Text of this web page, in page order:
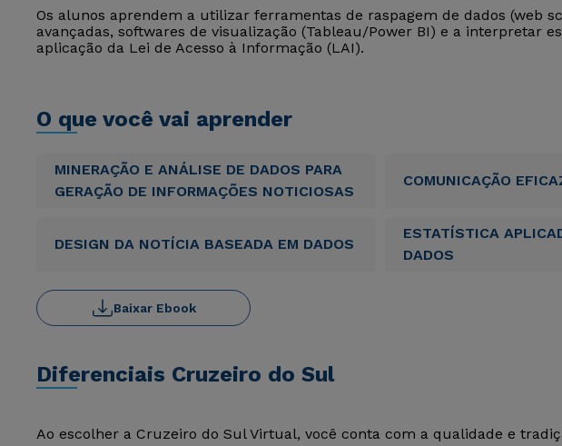
Os alunos aprendem a utilizar ferramentas de raspagem de dados (web
avançadas, softwares de visualização (Tableau/Power BI) e a interpretar
aplicação da Lei de Acesso à Informação (LAI).
O que você vai aprender
MINERAÇÃO E ANÁLISE DE DADOS PARA
GERAÇÃO DE INFORMAÇÕES NOTICIOSAS
COMUNICAÇÃO
DESIGN DA NOTÍCIA BASEADA EM DADOS
ESTATÍSTICA
DADOS
Baixar Ebook
Diferenciais Cruzeiro do Sul
Ao escolher a Cruzeiro do Sul Virtual, você conta com a qualidade e